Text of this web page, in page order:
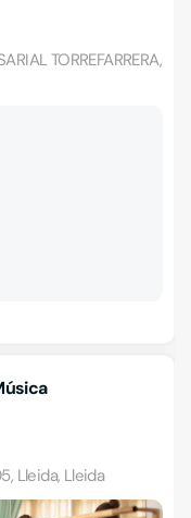
TORREFARRERA,
Lleida, Lleida